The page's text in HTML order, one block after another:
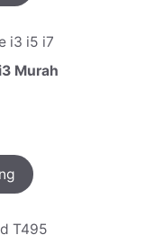
Murah